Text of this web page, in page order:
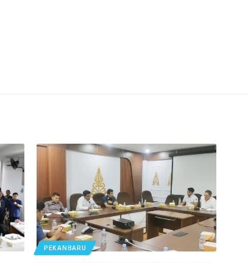
PEKANBARU